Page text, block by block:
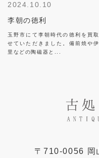
2024.10.10
李朝の徳利
玉野市にて李朝時代の徳利を買取
せていただきました。備前焼や
里などの陶磁器と...
〒710-0056 岡